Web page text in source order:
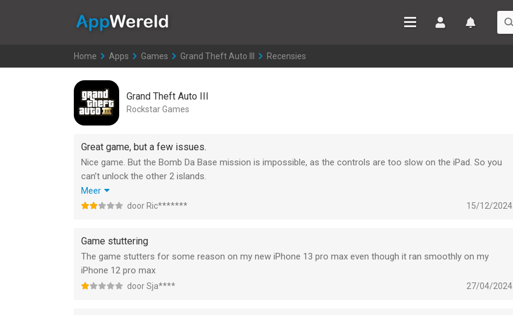
Home >
Apps >
Games >
Grand Theft Auto III >
Recensies
Grand Theft Auto III
Rockstar Games
Great game, but a few issues.
Nice game. But the Bomb Da Base mission is impossible, as the controls are too slow on the iPad. So you
can’t unlock the other 2 islands.
And you can’t see which packages you already found, so finding the last few is impossible.
And you can’t mark where you want go on the map, like the PSP version.
Meer
door Ric******* 15/12/2024
Game stuttering
The game stutters for some reason on my new iPhone 13 pro max even though it ran smoothly on my
iPhone 12 pro max
door Sja**** 27/04/2024